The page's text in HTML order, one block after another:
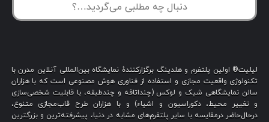
لیلیت® اولین پلتفرم و هلدینگ برگزارکنندهٔ نمایشگاه بین‌المللی آنلاین مدرن با
تکنولوژی واقعیت مجازی و استفاده از فناوری هوش مصنوعی است که با هزاران
سالن نمایشگاهی شیک و لوکس (چنداتاقه و چندطبقه، با قابلیت شخصی‌سازی
و تغییر محیط، دکوراسیون و اشیاء) و با هزاران طرح قاب‌مجازی متنوع،
درحال‌حاضر درمقایسه با سایر پلتفرم‌های مشابه در دنیا، پیشرفته‌ترین و بزرگترین